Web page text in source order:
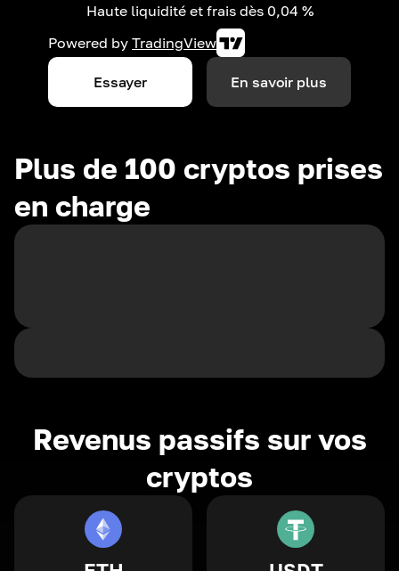
Haute liquidité et frais dès 0,04 %
Powered by TradingView
Essayer En savoir plus
Plus de 100 cryptos prises
en charge
Revenus passifs sur vos
cryptos